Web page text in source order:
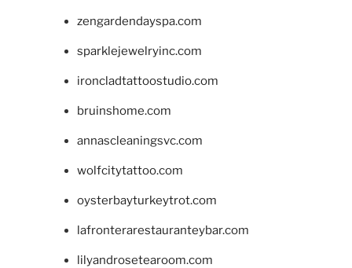
zengardendayspa.com
sparklejewelryinc.com
ironcladtattoostudio.com
bruinshome.com
annascleaningsvc.com
wolfcitytattoo.com
oysterbayturkeytrot.com
lafronterarestauranteybar.com
lilyandrosetearoom.com